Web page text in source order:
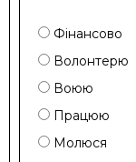
Фінансово
Волонтерю
Воюю
Працюю
Молюся